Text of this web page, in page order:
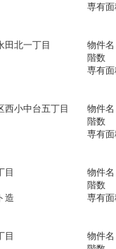
ト造 専有面積
田北一丁目 物件名
年３月 階数
ト造 専有面積
西小中台五丁目 物件
年７月 階数
ト造 専有面積
四丁目 物件名 ：
１０月 階数
ート造 専有面
丁目 物件名 ：